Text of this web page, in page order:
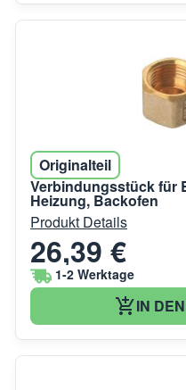
Originalteil
Verbindungsstück für
Heizung, Backofen
Produkt Details
26,39 €
1-2 Werktage
IN